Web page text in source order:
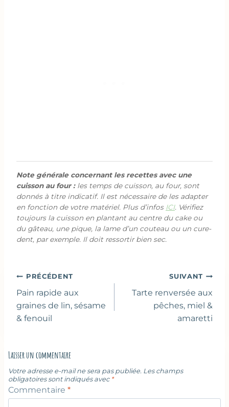
Note générale concernant les recettes avec une
cuisson au four :les temps de cuisson, au four, sont
donnés à titre indicatif. Il est nécessaire de les adapter
en fonction de votre matériel. Plus d’infos ICI. Vérifiez
toujours la cuisson en plantant au centre du cake ou
du gâteau, une pique, la lame d’un couteau ou un cure-
dent, par exemple. Il doit ressortir bien sec.
Navigation
de
l’article
PRÉCÉDENT
Pain rapide aux
graines de lin, sésame
& fenouil
SUIVANT
Tarte renversée aux
pêches, miel &
amaretti
Laisser un commentaire
Votre adresse e-mail ne sera pas publiée. Les champs
obligatoires sont indiqués avec *
Commentaire *